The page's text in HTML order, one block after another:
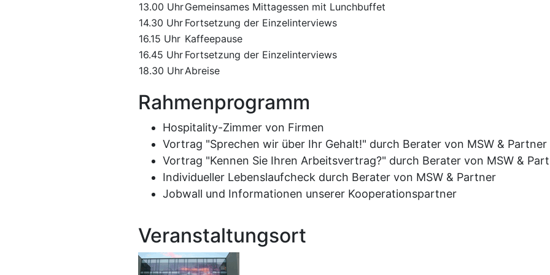
13.00 UhrGemeinsames Mittagessen mit Lunchbuffet
14.30 Uhr Fortsetzung der Einzelinterviews
16.15 Uhr Kaffeepause
16.45 Uhr Fortsetzung der Einzelinterviews
18.30 UhrAbreise
Rahmenprogramm
Hospitality-Zimmer von Firmen
Vortrag "Sprechen wir über Ihr Gehalt!" durch Berater von MSW & Partner
Vortrag "Kennen Sie Ihren Arbeitsvertrag?" durch Berater von MSW &
Individueller Lebenslaufcheck durch Berater von MSW & Partner
Jobwall und Informationen unserer Kooperationspartner
Veranstaltungsort